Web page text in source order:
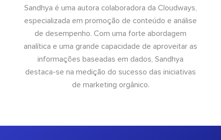
Sandhya é uma autora colaboradora da Cloudways,
especializada em promoção de conteúdo e análise
de desempenho. Com uma forte abordagem
analítica e uma grande capacidade de aproveitar as
informações baseadas em dados, Sandhya
destaca-se na medição do sucesso das iniciativas
de marketing orgânico.